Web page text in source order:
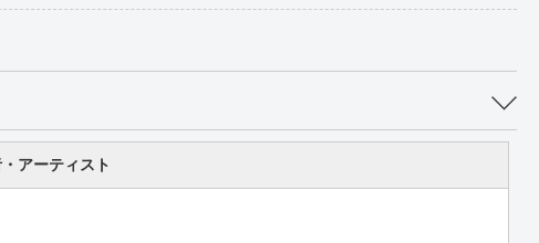
アーティスト